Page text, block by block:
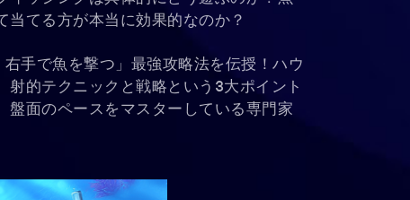
当てる方が本当に効果的なのか？
手で魚を撃つ」最強攻略法を伝授！ハウ
的テクニックと戦略という3大ポイント
盤面のペースをマスターしている専門家